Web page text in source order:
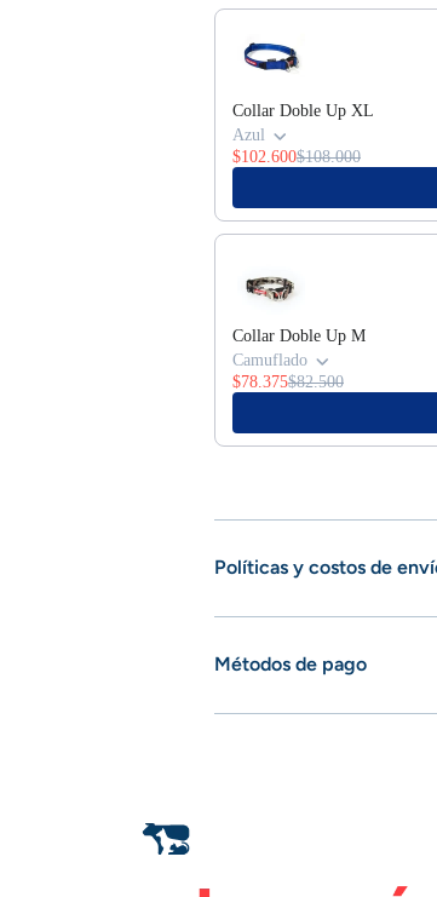
Collar Doble Up XL
Azul
$102.600$108.000
Collar Doble Up M
Camuflado
$78.375$82.500
Políticas y costos de
Métodos de pago